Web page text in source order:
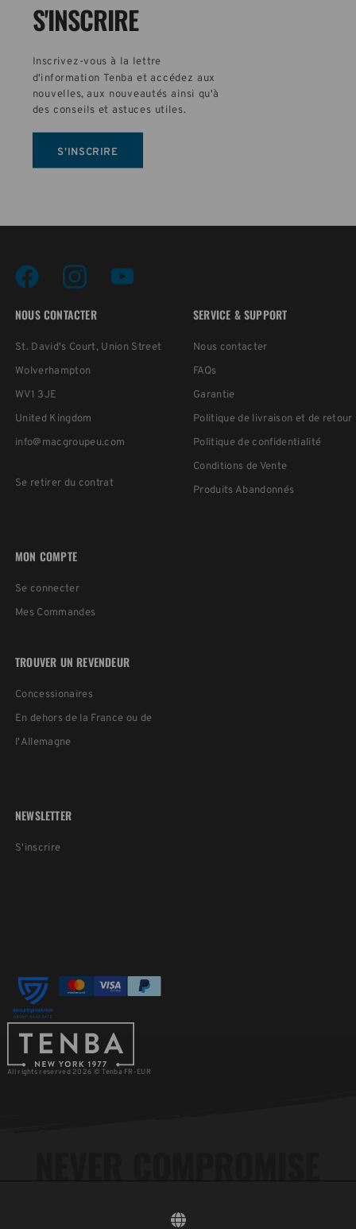
S'INSCRIRE
Inscrivez-vous à la lettre
d'information Tenba et accédez aux
nouvelles, aux nouveautés ainsi qu'à
des conseils et astuces utiles.
S'INSCRIRE
NOUS CONTACTER
St. David's Court, Union Street
Wolverhampton
WV1 3JE
United Kingdom
info@macgroupeu.com
Se retirer du contrat
SERVICE & SUPPORT
Nous contacter
FAQs
Garantie
Politique de livraison et de retour
Politique de confidentialité
Conditions de Vente
Produits Abandonnés
MON COMPTE
Se connecter
Mes Commandes
TROUVER UN REVENDEUR
Concessionaires
En dehors de la France ou de
l'Allemagne
NEWSLETTER
S'inscrire
All rights reserved 2026 © Tenba FR-EUR